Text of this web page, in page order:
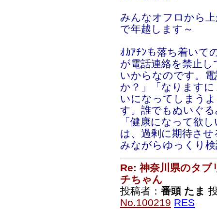
みんなオフロから
で年越します～
ｵｶｱﾁﾝも落ち着いて
が電話連絡を禁止
いからなのです。
か？」「なります
いになってしまう
す。誰でもぬいぐ
「健康になって欲
は、過剰に期待さ
みながらゆっくり
Re: 神奈川県のタ
チちゃん
投稿者： 番頭 たま
No.100219 RES